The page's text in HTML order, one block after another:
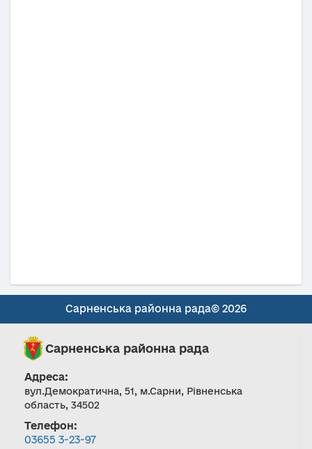
Сарненська районна рада© 2026
Сарненська районна рада
Адреса:
вул.Демократична, 51, м.Сарни, Рівненська
область, 34502
Телефон:
03655 3-23-97